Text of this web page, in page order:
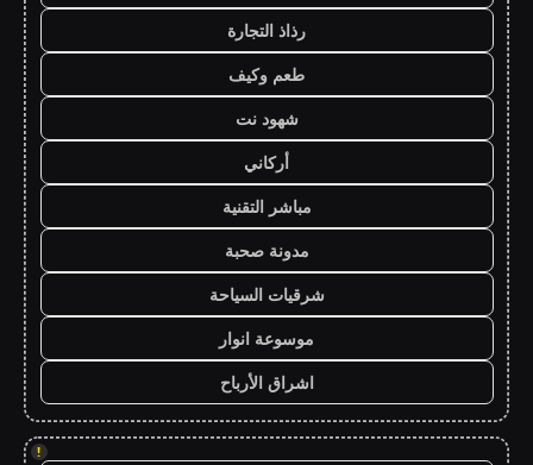
رذاذ التجارة
طعم وكيف
شهود نت
أركاني
مباشر التقنية
مدونة صحبة
شرقيات السياحة
موسوعة انوار
اشراق الأرباح
!